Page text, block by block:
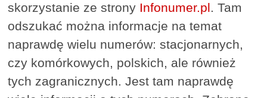
skorzystanie ze strony Infonumer.pl. Tam
odszukać można informacje na temat
naprawdę wielu numerów: stacjonarnych,
czy komórkowych, polskich, ale również
tych zagranicznych. Jest tam naprawdę